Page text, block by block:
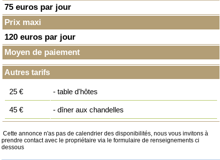
75 euros par jour
Prix maxi
120 euros par jour
Moyen de paiement
Autres tarifs
25 € - table d'hôtes
45 € - dîner aux chandelles
Cette annonce n'as pas de calendrier des disponibilités, nous vous invitons à
prendre contact avec le propriétaire via le formulaire de renseignements ci
dessous